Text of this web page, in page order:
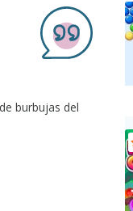
burbujas del